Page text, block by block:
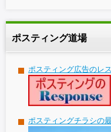
ポスティング道場
ポスティング広告のレ
ポスティングチラシの